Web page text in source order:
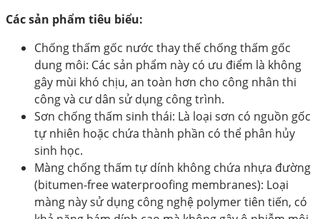
Các sản phẩm tiêu biểu:
Chống thấm gốc nước thay thế chống thấm gốc
dung môi: Các sản phẩm này có ưu điểm là không
gây mùi khó chịu, an toàn hơn cho công nhân thi
công và cư dân sử dụng công trình.
Sơn chống thấm sinh thái: Là loại sơn có nguồn gốc
tự nhiên hoặc chứa thành phần có thể phân hủy
sinh học.
Màng chống thấm tự dính không chứa nhựa đường
(bitumen-free waterproofing membranes): Loại
màng này sử dụng công nghệ polymer tiên tiến, có